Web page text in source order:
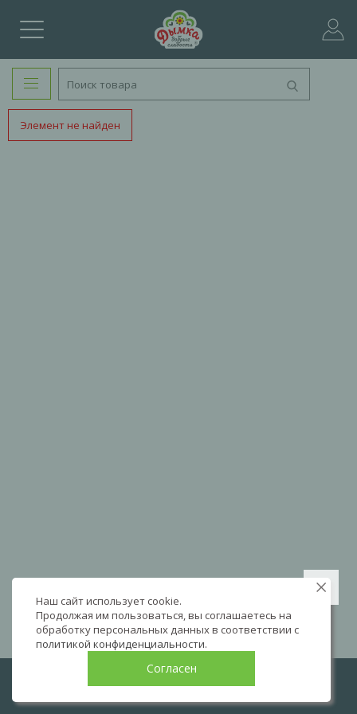
Элемент не найден
Наш сайт использует cookie.
Продолжая им пользоваться, вы соглашаетесь на
обработку персональных данных в соответствии с
политикой конфиденциальности.
Согласен